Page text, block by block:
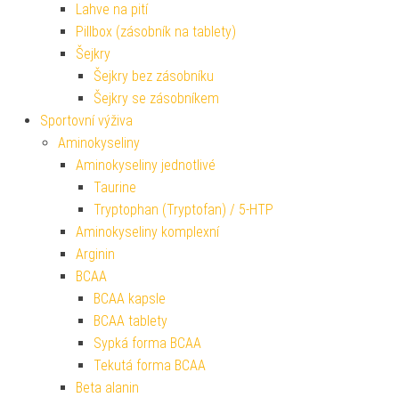
Lahve na pití
Pillbox (zásobník na tablety)
Šejkry
Šejkry bez zásobníku
Šejkry se zásobníkem
Sportovní výživa
Aminokyseliny
Aminokyseliny jednotlivé
Taurine
Tryptophan (Tryptofan) / 5-HTP
Aminokyseliny komplexní
Arginin
BCAA
BCAA kapsle
BCAA tablety
Sypká forma BCAA
Tekutá forma BCAA
Beta alanin